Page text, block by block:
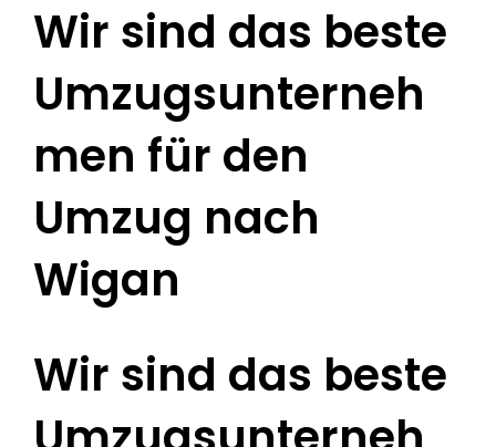
Wir sind das beste
Umzugsunterneh
men für den
Umzug nach
Wigan
Wir sind das beste